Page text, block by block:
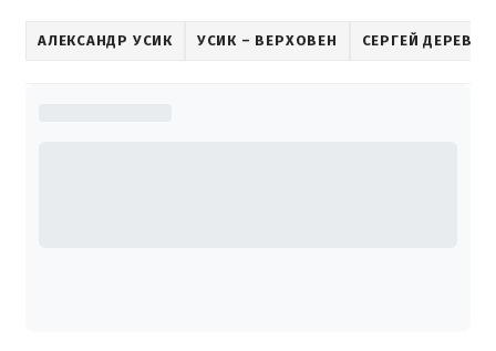
АЛЕКСАНДР УСИК УСИК – ВЕРХОВЕН СЕРГЕЙ